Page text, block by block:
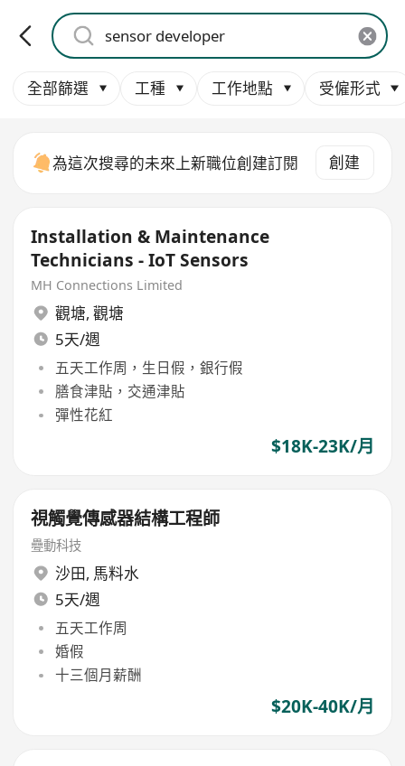
全部篩選 工種 工作地點 受僱形式
為這次搜尋的未來上新職位創建訂閱 創建
Installation & Maintenance
Technicians - IoT Sensors
MH Connections Limited
觀塘, 觀塘
5天/週
五天工作周，生日假，銀行假
膳食津貼，交通津貼
彈性花紅
$18K-23K/月
視觸覺傳感器結構工程師
疉動科技
沙田, 馬料水
5天/週
五天工作周
婚假
十三個月薪酬
$20K-40K/月